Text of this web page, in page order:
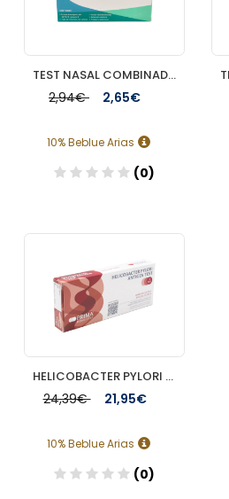
TEST NASAL COMBINADO AUTODIAGNOSTICO ANTIGENOS SARSCOV2 Y GRIPE A/B SAFECARE BIOTECH (ALEU MEDICAL
2,94€ 2,65€
10% Beblue Arias
(0)
HELICOBACTER PYLORI ANTIGEN TEST PRIMA HOME 1 UNIDAD
24,39€ 21,95€
10% Beblue Arias
(0)